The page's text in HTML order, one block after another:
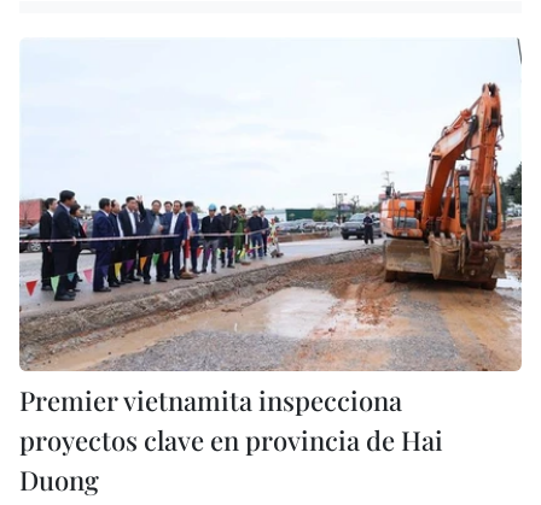
Premier vietnamita inspecciona
proyectos clave en provincia de Hai
Duong